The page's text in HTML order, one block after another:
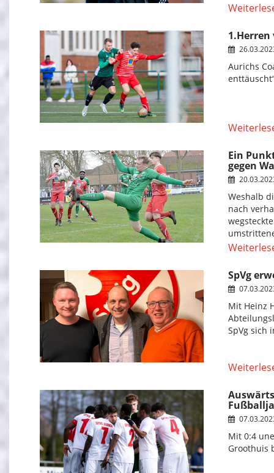
1.Herren
Aurichs
Ein
gegen
Weshalb
nach
SpVg
Mit Heinz
SpVg sich
Mit 0:4
Groothuis